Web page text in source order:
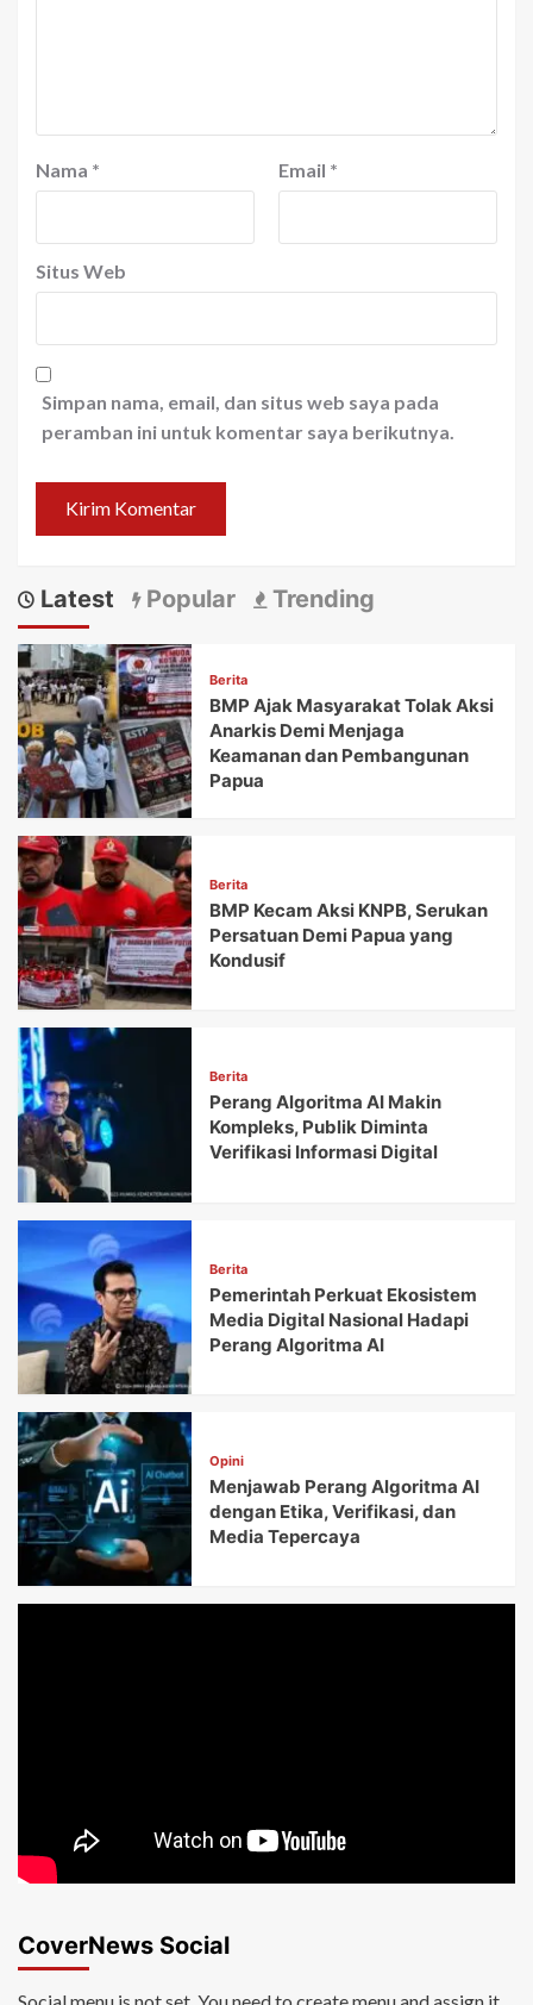
Nama * Email *
Situs Web
Simpan nama, email, dan situs web saya pada
peramban ini untuk komentar saya berikutnya.
Latest Popular Trending
Berita
BMP Ajak Masyarakat Tolak Aksi
Anarkis Demi Menjaga
Keamanan dan Pembangunan
Papua
Berita
BMP Kecam Aksi KNPB, Serukan
Persatuan Demi Papua yang
Kondusif
Berita
Perang Algoritma AI Makin
Kompleks, Publik Diminta
Verifikasi Informasi Digital
Berita
Pemerintah Perkuat Ekosistem
Media Digital Nasional Hadapi
Perang Algoritma AI
Opini
Menjawab Perang Algoritma AI
dengan Etika, Verifikasi, dan
Media Tepercaya
CoverNews Social